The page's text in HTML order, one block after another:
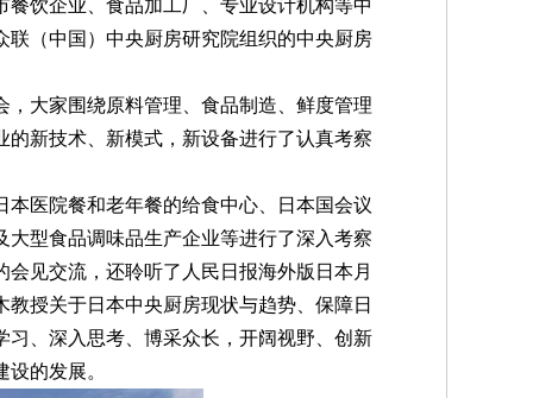
饮企业、食品加工厂、专业设计机构等中
（中国）中央厨房研究院组织的中央厨房
大家围绕原料管理、食品制造、鲜度管理
新技术、新模式，新设备进行了认真考察
医院餐和老年餐的给食中心、日本国会议
型食品调味品生产企业等进行了深入考察
见交流，还聆听了人民日报海外版日本月
授关于日本中央厨房现状与趋势、保障日
、深入思考、博采众长，开阔视野、创新
的发展。